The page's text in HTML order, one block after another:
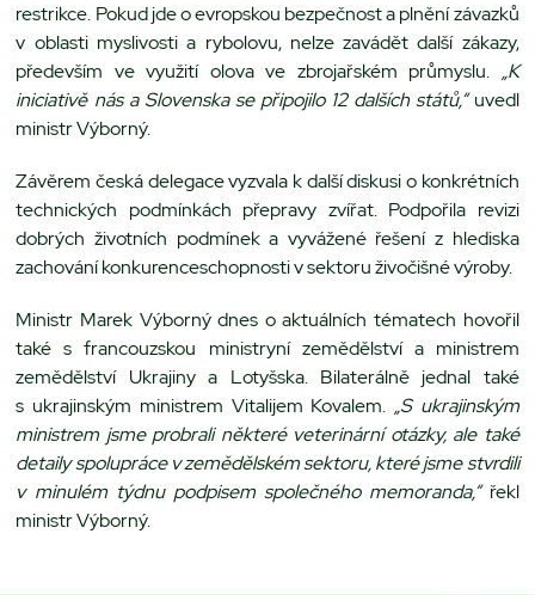
restrikce. Pokud jde o evropskou bezpečnost a plnění závazků
v oblasti myslivosti a rybolovu, nelze zavádět další zákazy,
především ve využití olova ve zbrojařském průmyslu. „K
iniciativě nás a Slovenska se připojilo 12 dalších států,“uvedl
ministr Výborný.
Závěrem česká delegace vyzvala k další diskusi o konkrétních
technických podmínkách přepravy zvířat. Podpořila revizi
dobrých životních podmínek a vyvážené řešení z hlediska
zachování konkurenceschopnosti v sektoru živočišné výroby.
Ministr Marek Výborný dnes o aktuálních tématech hovořil
také s francouzskou ministryní zemědělství a ministrem
zemědělství Ukrajiny a Lotyšska. Bilaterálně jednal také
s ukrajinským ministrem Vitalijem Kovalem. „S ukrajinským
ministrem jsme probrali některé veterinární otázky, ale také
detaily spolupráce v zemědělském sektoru, které jsme stvrdili
v minulém týdnu podpisem společného memoranda,“ řekl
ministr Výborný.